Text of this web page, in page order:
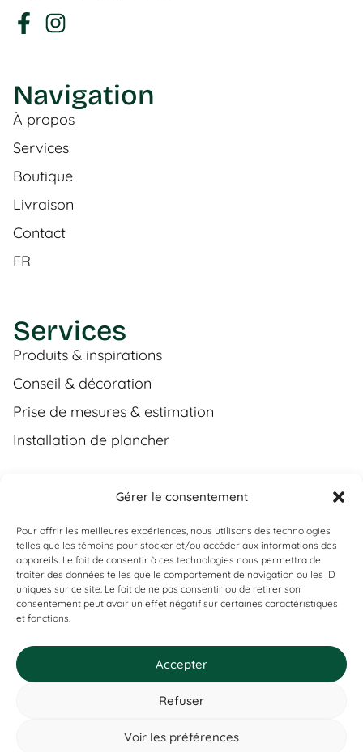
Gérer le consentement
Pour offrir les meilleures expériences, nous utilisons des technologies
telles que les témoins pour stocker et/ou accéder aux informations des
appareils. Le fait de consentir à ces technologies nous permettra de
traiter des données telles que le comportement de navigation ou les ID
uniques sur ce site. Le fait de ne pas consentir ou de retirer son
consentement peut avoir un effet négatif sur certaines caractéristiques
et fonctions.
Accepter
Refuser
Voir les préférences
Navigation
À propos
Services
Boutique
Livraison
Contact
FR
Services
Produits & inspirations
Conseil & décoration
Prise de mesures & estimation
Installation de plancher
Contact
(450) 373-0548
tgl@tapisguylaberge.com
3275 Bd Monseigneur-Langlois, Salaberry-de-
Valleyfield, QC J6S 4Y2
Vous ne trouvez pas ce que vous
le prouvera !